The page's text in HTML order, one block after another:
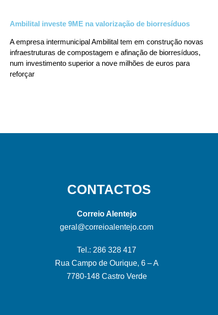
Ambilital investe 9ME na valorização de biorresíduos
A empresa intermunicipal Ambilital tem em construção novas
infraestruturas de compostagem e afinação de biorresíduos,
num investimento superior a nove milhões de euros para
reforçar
CONTACTOS
Correio Alentejo
geral@correioalentejo.com
Tel.: 286 328 417
Rua Campo de Ourique, 6 – A
7780-148 Castro Verde